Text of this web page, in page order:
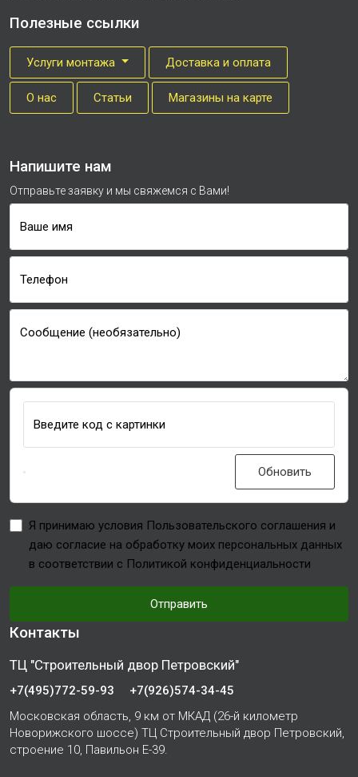
Полезные ссылки
Услуги монтажа Доставка и оплата
О нас Cтатьи Магазины на карте
Напишите нам
Отправьте заявку и мы свяжемся с Вами!
Ваше имя
Телефон
Сообщение (необязательно)
Введите код с картинки
Обновить
Я принимаю условия Пользовательского соглашения и
даю согласие на обработку моих персональных данных
в соответствии с Политикой конфиденциальности
Отправить
Контакты
ТЦ "Строительный двор Петровский"
+7(495)772-59-93
+7(926)574-34-45
Московская область, 9 км от МКАД (26-й километр
Новорижского шоссе) ТЦ Строительный двор Петровский,
строение 10, Павильон Е-39.